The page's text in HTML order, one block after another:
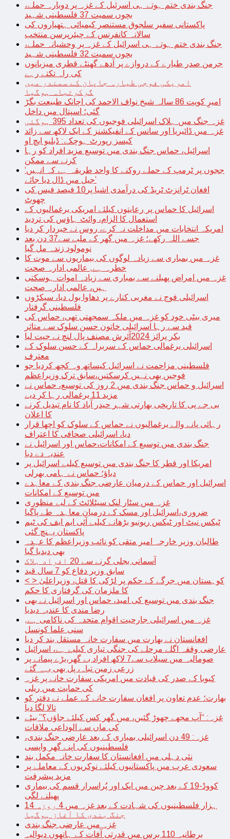
جنگ بندی ختم ہوتے ہی اسرئیل کے غزہ پر دوبارہ حملے،
بچوں سمیت 37 فلسطینی شہید
پاکستانی سفیر سلجوق مستنصر کیمیائی ہتھیاروں کی
سالانہ کانفرنس کے چیئرپرسن منتخب
جنگ بندی ختم ہوتے ہی اسرائیل کے غزہ پر وحشیانہ حملے،
بچوں سمیت 32 فلسطینی شہید
جرمن صدر طیارے کے دروازے پر آدھے گھنٹے قطری میزبانوں
کی راہ تکتے رہے
امریکی فوجی طیارہ جاپان کے سمندر میں
گرکرتباہ ہوگیا
امیرِ کویت 86 سالہ شیخ نواف الاحمد کی اچانک طبیعت بگڑ
گئی؛ اسپتال میں داخل
غزہ جنگ میں ہلاک اسرائیلی فوجیوں کی تعداد 395 ہوگئی
غزہ میں ڈائیریا اور سانس کے انفیکشنز کے ایک لاکھ سے زائد
کیسز رپورٹ ہوچکے: ڈبلیو ایچ او
اسرائیل، حماس جنگ بندی میں توسیع مزید افراد کو رہا
کرنے سے ممکن
‘ججوں پر ٹرمپ کے حملے روکنے کا واحد طریقہ ہے کہ انہیں
جیل میں ڈال دیا جائے’
افغان ٹرانزٹ ٹریڈ کی درآمدی اشیا پر10 فیصد فیس کی
چھوٹ
اسرائیل کا حماس پر رعایتوں کیلئے امریکی یرغمالیوں کے
استعمال کا الزام، وائٹ ہاؤس کی تردید
امریکہ انتخابات میں مداخلت نہ کرے، روس نے خبردار کر دیا
جسے اللہ رکھے؛ غزہ میں گھر کے ملبے سے37 دن بعد
نومولود زندہ مل گیا
غزہ میں بمباری سے زیادہ لوگوں کی بیماریوں سے موت کا
خطرہ ہے, عالمی ادارہ صحت
غزہ میں امراض پھیلنے سے بمباری سے زیادہ اموات ہوسکتی
ہیں، عالمی ادارہ صحت
اسرائیلی فوج نے مغربی کنارے پر دھاوا بول دیا، سیکڑوں
فلسطینی گرفتار
میری بیٹی خود کو غزہ میں ملکہ سمجھتی تھی، حماس کی
قید سے رہا اسرائیلی خاتون حسن سلوک سے متاثر
بکر پرائز 2024آئرش مصنف پال لنچ نے جیت لیا
اسرائیلی یرغمالی حماس کے سربراہ کے حسن سلوک کے
معترف
فلسطینی مزاحمت نے اسرائیل کیساتھ وہ کچھ کردیا جو
فوجیں بھی نہیں کرسکتیں،سابق ترک وزیراعظم
اسرائیل و حماس جنگ بندی میں 2 روز کی توسیع، حماس نے
مزید 11 یرغمالی رہا کر دیے
بی جے پی کا تاریخی بھارتی شہر حیدر آباد کا نام تبدیل کرنے
کا اعلان
رہائی پانے والے یرغمالیوں نے حماس کے سلوک کو اچھا قرار
دیا، اسرائیلی صحافی کا اعتراف
جنگ بندی میں توسیع کے امکانات،حماس اور اسرائیل نے
عندیہ دے دیا
امریکا اور قطر کا جنگ بندی میں توسیع کیلیے اسرائیل پر
دباؤ؛ حماس نے ہامی بھرلی
اسرائیل اور حماس کے درمیان عارضی جنگ بندی کے معاہدے
میں توسیع کے امکانات
غزہ میں سٹار لنک سیٹلائٹ کے لیے منظوری
ضروری،اسرائیل اور مسک کے درمیان معاہدہ طے پاگیا
ٹیکس نیٹ اور ٹیکس ریونیو بڑھانے کیلیے آئی ایم ایف کی ٹیم
پاکستان پہنچ گئی
طالبان وزیر خارجہ امیر متقی کو نائب وزیراعظم کا عہدہ
بھی دیدیا گیا
آسمانی بجلی گرنے سے 20 افراد ہلاک
سابق وزیر دفاع کو 7 سال قید
< > کوہستان میں جرگے کے حکم پر لڑکی کا قتل، وزیراعلیٰ
کا ملزمان کی گرفتاری کا حکم
جنگ بندی میں توسیع کی امید، حماس اور اسرائیل نے بھی
رضا مندی کا عندیہ دیدیا
غزہ میں اسرائیلی جارحیت اقوام متحدہ کی ناکامی ہے,
سنی علما کونسل
افغانستان نے بھارت میں سفارت خانہ مستقل بند کر دیا
عارضی وقفہ اگلے مرحلے کی جنگی تیاری کیلیے ہے، اسرائیل
صومالیہ میں سیلاب سے7 لاکھ افراد بے گھر،بڑے پیمانے پر
زرعی زمین تباہ، پل بھی بہہ گئے
کیوبا کے صدر کی قیادت میں امریکی سفارت خانے پر غزہ
کی حمایت میں ریلی
بھارت؛ عدم تعاون پر افغان سفارت خانے کے عملے نے دفتر کو
تالا لگا دیا
غزہ: “آپ مجھے چھوڑ گئیں، میں گھر کس کیلئے جاؤں؟” بیٹے
کی ماں سے الوداعی ملاقات
غزہ: 49 دن اسرائیلی بمباری کے بعد عارضی جنگ بندی،
فلسطینیوں کی اپنے گھر واپسی
نئی دہلی میں افغانستان کا سفارت خانہ مکمل بند
سعودی عرب میں پاکستانیوں کیلئے نوکریوں کے معاملے پر
مزید پیشرفت
کووڈ-19 کے بعد چین میں ایک اور پُراسرار قسم کی بیماری
پھیلنے لگی
14 ہزار فلسطینیوں کی شہادت کے بعد غزہ میں 4 روزہ
جنگ بندی کا آغاز ہوگیا
غزہ میں عارضی جنگ بندی
برطانیہ 110 برس میں قدرتی آفات کے ہاتھوں دیوالیہ